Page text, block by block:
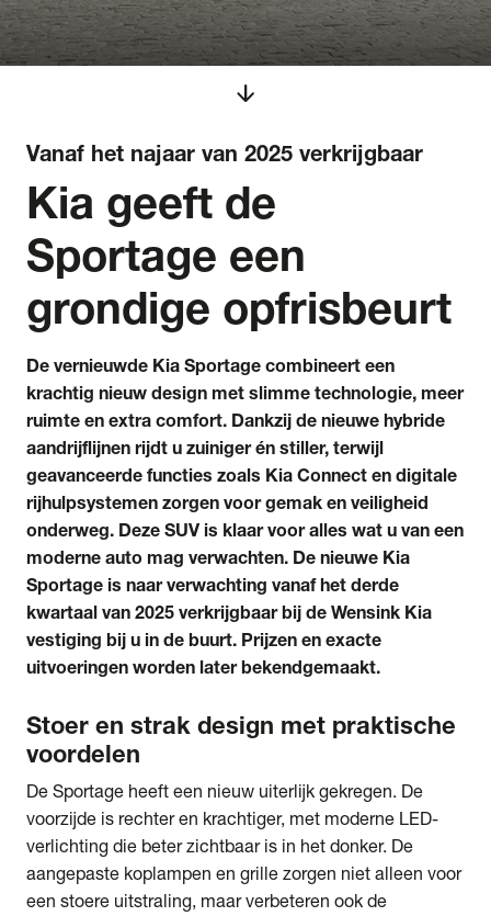
arrow_downward
Vanaf het najaar van 2025 verkrijgbaar
Kia geeft de
Sportage een
grondige opfrisbeurt
De vernieuwde Kia Sportage combineert een
krachtig nieuw design met slimme technologie, meer
ruimte en extra comfort. Dankzij de nieuwe hybride
aandrijflijnen rijdt u zuiniger én stiller, terwijl
geavanceerde functies zoals Kia Connect en digitale
rijhulpsystemen zorgen voor gemak en veiligheid
onderweg. Deze SUV is klaar voor alles wat u van een
moderne auto mag verwachten. De nieuwe Kia
Sportage is naar verwachting vanaf het derde
kwartaal van 2025 verkrijgbaar bij de Wensink Kia
vestiging bij u in de buurt. Prijzen en exacte
uitvoeringen worden later bekendgemaakt.
Stoer en strak design met praktische
voordelen
De Sportage heeft een nieuw uiterlijk gekregen. De
voorzijde is rechter en krachtiger, met moderne LED-
verlichting die beter zichtbaar is in het donker. De
aangepaste koplampen en grille zorgen niet alleen voor
een stoere uitstraling, maar verbeteren ook de